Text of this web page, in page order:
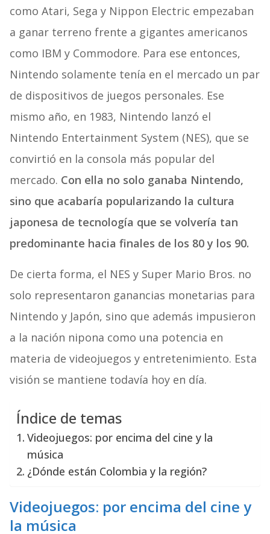
como Atari, Sega y Nippon Electric empezaban
a ganar terreno frente a gigantes americanos
como IBM y Commodore. Para ese entonces,
Nintendo solamente tenía en el mercado un par
de dispositivos de juegos personales. Ese
mismo año, en 1983, Nintendo lanzó el
Nintendo Entertainment System (NES), que se
convirtió en la consola más popular del
mercado. Con ella no solo ganaba Nintendo,
sino que acabaría popularizando la cultura
japonesa de tecnología que se volvería tan
predominante hacia finales de los 80 y los 90.
De cierta forma, el NES y Super Mario Bros. no
solo representaron ganancias monetarias para
Nintendo y Japón, sino que además impusieron
a la nación nipona como una potencia en
materia de videojuegos y entretenimiento. Esta
visión se mantiene todavía hoy en día.
Índice de temas
Videojuegos: por encima del cine y la
música
¿Dónde están Colombia y la región?
Videojuegos: por encima del cine y
la música